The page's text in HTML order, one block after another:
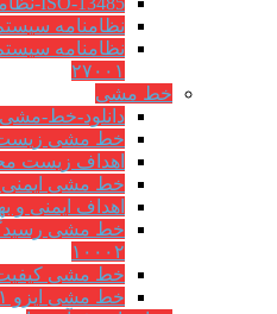
نظامنامه سیستم
نظامنامه
۲۷۰۰۱
خط مشی
دانلود-خط-
خط مشی زیست
اهداف زیست
خط مشی ایمنی و
اهداف ایمنی و
خط مشی
۱۰۰۰۲
خط مشی کیفیت
خط مشی ایزو ۲۹۰۰۱